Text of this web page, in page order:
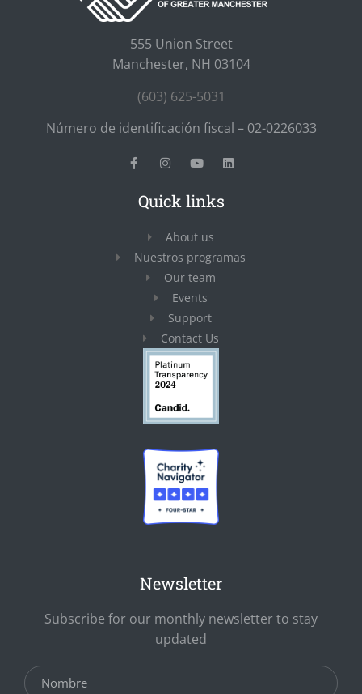
555 Union Street
Manchester, NH 03104
(603) 625-5031
Número de identificación fiscal – 02-0226033
Quick links
About us
Nuestros programas
Our team
Events
Support
Contact Us
Newsletter
Subscribe for our monthly newsletter to stay
updated